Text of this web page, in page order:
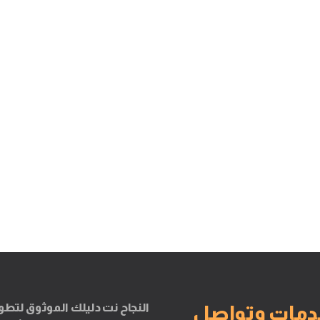
وتواصل
النجاح نت دليلك الموثوق